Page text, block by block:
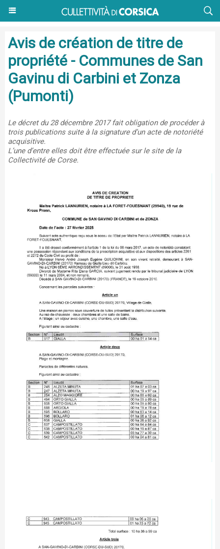
Avis de création de titre de
propriété - Communes de San
Gavinu di Carbini et Zonza
(Pumonti)
Le décret du 28 décembre 2017 fait obligation de procéder à
trois publications suite à la signature d’un acte de notoriété
acquisitive.
L’une d’entre elles doit être effectuée sur le site de la
Collectivité de Corse.